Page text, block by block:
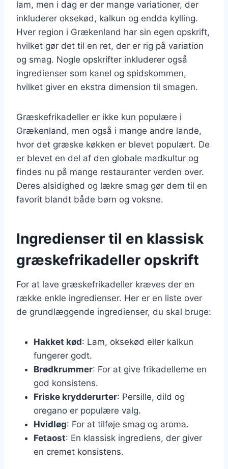
lam, men i dag er der mange variationer, der
inkluderer oksekød, kalkun og endda kylling.
Hver region i Grækenland har sin egen opskrift,
hvilket gør det til en ret, der er rig på variation
og smag. Nogle opskrifter inkluderer også
ingredienser som kanel og spidskommen,
hvilket giver en ekstra dimension til smagen.
Græskefrikadeller er ikke kun populære i
Grækenland, men også i mange andre lande,
hvor det græske køkken er blevet populært. De
er blevet en del af den globale madkultur og
findes nu på mange restauranter verden over.
Deres alsidighed og lækre smag gør dem til en
favorit blandt både børn og voksne.
Ingredienser til en klassisk
græskefrikadeller opskrift
For at lave græskefrikadeller kræves der en
række enkle ingredienser. Her er en liste over
de grundlæggende ingredienser, du skal bruge:
Hakket kød: Lam, oksekød eller kalkun
fungerer godt.
Brødkrummer: For at give frikadellerne en
god konsistens.
Friske krydderurter: Persille, dild og
oregano er populære valg.
Hvidløg: For at tilføje smag og aroma.
Fetaost: En klassisk ingrediens, der giver
en cremet konsistens.